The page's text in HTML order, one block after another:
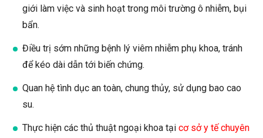
giới làm việc và sinh hoạt trong môi trường ô nhiễm, bụi
bẩn.
Điều trị sớm những bệnh lý viêm nhiễm phụ khoa, tránh
để kéo dài dẫn tới biến chứng.
Quan hệ tình dục an toàn, chung thủy, sử dụng bao cao
su.
Thực hiện các thủ thuật ngoại khoa tại cơ sở y tế chuyên